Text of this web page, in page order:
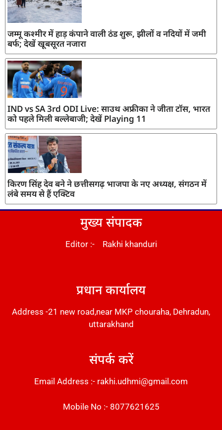
जम्मू कश्मीर में हाड़ कंपाने वाली ठंड शुरू, झीलों व नदियों में जमी
बर्फ; देखें खूबसूरत नजारा
IND vs SA 3rd ODI Live: साउथ अफ्रीका ने जीता टॉस, भारत
को पहले मिली बल्लेबाजी; देखें Playing 11
किरण सिंह देव बने ने छत्तीसगढ़ भाजपा के नए अध्यक्ष, संगठन में
लंबे समय से हैं एक्टिव
मुख्य संपादक
Editor :- Rakhi khanduri
प्रधान कार्यालय
Address -21 new road,near MKP chouraha, Dehradun,
uttarakhand
संपर्क करें
Email Address :- rakhi.udhmi@gmail.com
Mobile No :- 8077621625